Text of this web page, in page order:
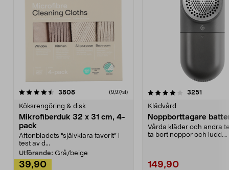
3808recensioner (9,97/st)
Köksrengöring & disk
Mikrofiberduk 32 x 31 cm, 4-
pack
Aftonbladets "självklara favorit” i
test av d...
Utförande: Grå/beige
39,90
4.0av 5 stjärnor 3251
Klädvård
Noppborttagare
Vårda kläder och andra
ta bort noppor och ludd.
149,90
4.5av 5 stjärnor